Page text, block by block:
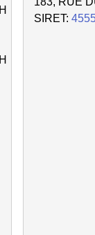
SIRET: